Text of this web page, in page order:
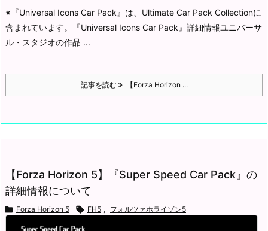
※『Universal Icons Car Pack』は、Ultimate Car Pack Collectionに
含まれています。
『Universal Icons Car Pack』詳細情報ユニバーサ
ル・スタジオの作品 ...
記事を読む 【Forza Horizon ...
【Forza Horizon 5】『Super Speed Car Pack』の
詳細情報について
 Forza Horizon 5  FH5 , フォルツァホライゾン5